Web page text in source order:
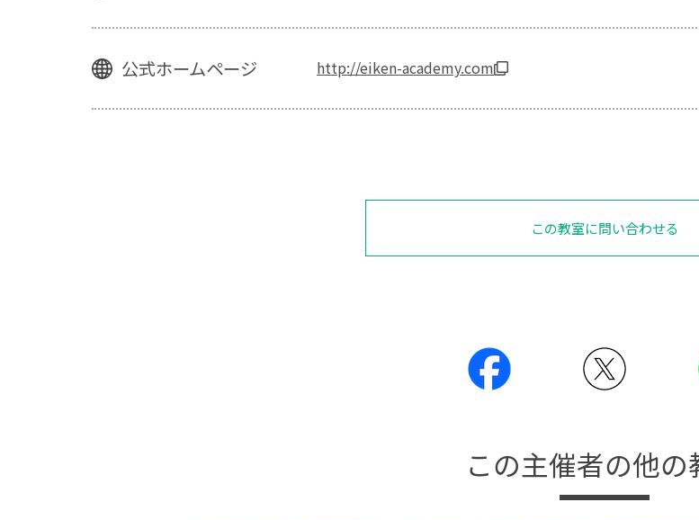
公式ホームページ http://eiken-academy.com
この教室に問い合わせる
この主催者の他の